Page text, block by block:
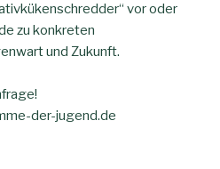
vor oder
zu konkreten
und Zukunft.
der-jugend.de